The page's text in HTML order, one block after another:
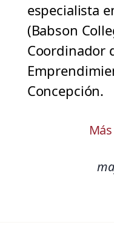
especialista
(Babson
Coordinador
Concepción.